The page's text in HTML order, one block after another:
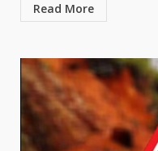
Read More